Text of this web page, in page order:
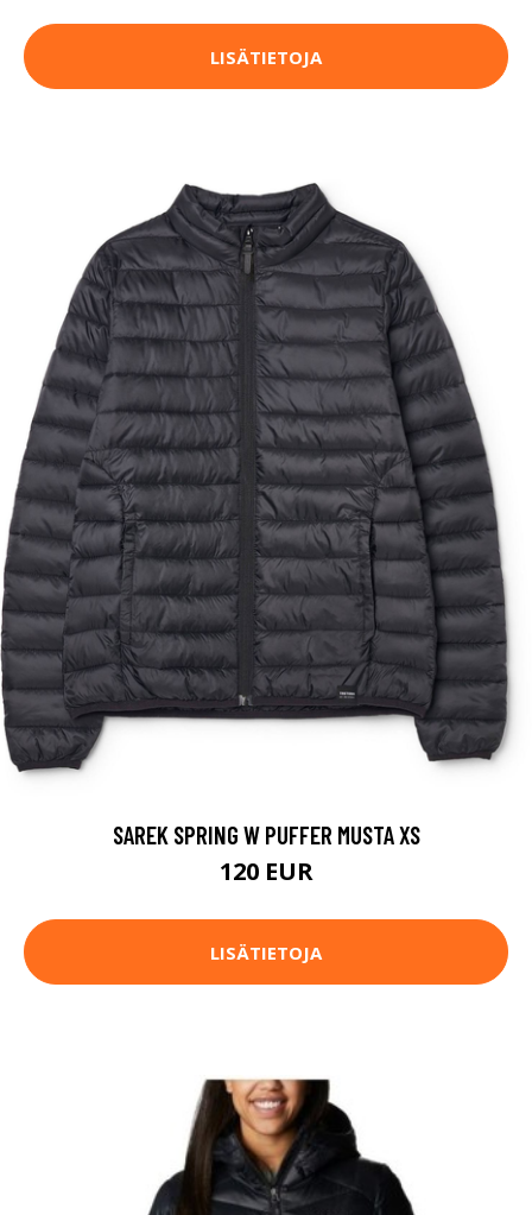
LISÄTIETOJA
SAREK SPRING W PUFFER MUSTA XS
120 EUR
LISÄTIETOJA